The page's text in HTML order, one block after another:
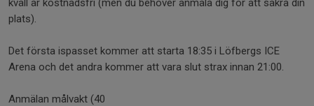
kväll är kostnadsfri (men du behöver anmäla dig för att säkra din
plats).
Det första ispasset kommer att starta 18:35 i Löfbergs ICE
Arena och det andra kommer att vara slut strax innan 21:00.
Anmälan målvakt (40